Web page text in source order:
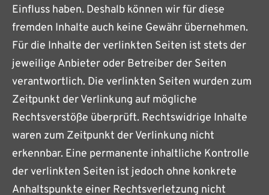
Einfluss haben. Deshalb können wir für diese
fremden Inhalte auch keine Gewähr übernehmen.
Für die Inhalte der verlinkten Seiten ist stets der
jeweilige Anbieter oder Betreiber der Seiten
verantwortlich. Die verlinkten Seiten wurden zum
Zeitpunkt der Verlinkung auf mögliche
Rechtsverstöße überprüft. Rechtswidrige Inhalte
waren zum Zeitpunkt der Verlinkung nicht
erkennbar. Eine permanente inhaltliche Kontrolle
der verlinkten Seiten ist jedoch ohne konkrete
Anhaltspunkte einer Rechtsverletzung nicht